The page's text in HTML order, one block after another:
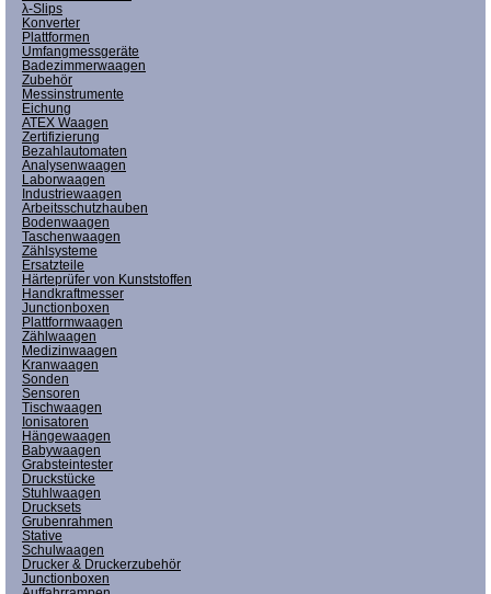
λ-Slips
Konverter
Plattformen
Umfangmessgeräte
Badezimmerwaagen
Zubehör
Messinstrumente
Eichung
ATEX Waagen
Zertifizierung
Bezahlautomaten
Analysenwaagen
Laborwaagen
Industriewaagen
Arbeitsschutzhauben
Bodenwaagen
Taschenwaagen
Zählsysteme
Ersatzteile
Härteprüfer von Kunststoffen
Handkraftmesser
Junctionboxen
Plattformwaagen
Zählwaagen
Medizinwaagen
Kranwaagen
Sonden
Sensoren
Tischwaagen
Ionisatoren
Hängewaagen
Babywaagen
Grabsteintester
Druckstücke
Stuhlwaagen
Drucksets
Grubenrahmen
Stative
Schulwaagen
Drucker & Druckerzubehör
Junctionboxen